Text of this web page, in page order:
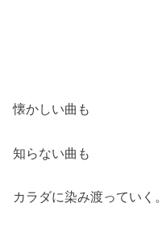
懐かしい曲も
知らない曲も
カラダに染み渡っていく。